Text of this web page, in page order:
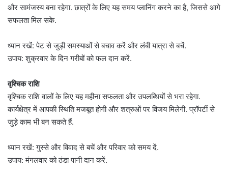
और सामंजस्य बना रहेगा. छात्रों के लिए यह समय प्लानिंग करने का है, जिससे आगे
सफलता मिल सके.
ध्यान रखें: पेट से जुड़ी समस्याओं से बचाव करें और लंबी यात्रा से बचें.
उपाय: शुक्रवार के दिन गरीबों को फल दान करें.
वृश्चिक राशि
वृश्चिक राशि वालों के लिए यह महीना सफलता और उपलब्धियों से भरा रहेगा.
कार्यक्षेत्र में आपकी स्थिति मजबूत होगी और शत्रुओं पर विजय मिलेगी. प्रॉपर्टी से
जुड़े काम भी बन सकते हैं.
ध्यान रखें: गुस्से और विवाद से बचें और परिवार को समय दें.
उपाय: मंगलवार को ठंडा पानी दान करें.